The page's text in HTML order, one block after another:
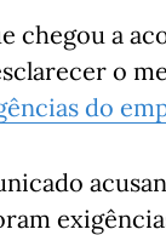
chegou a
o
do